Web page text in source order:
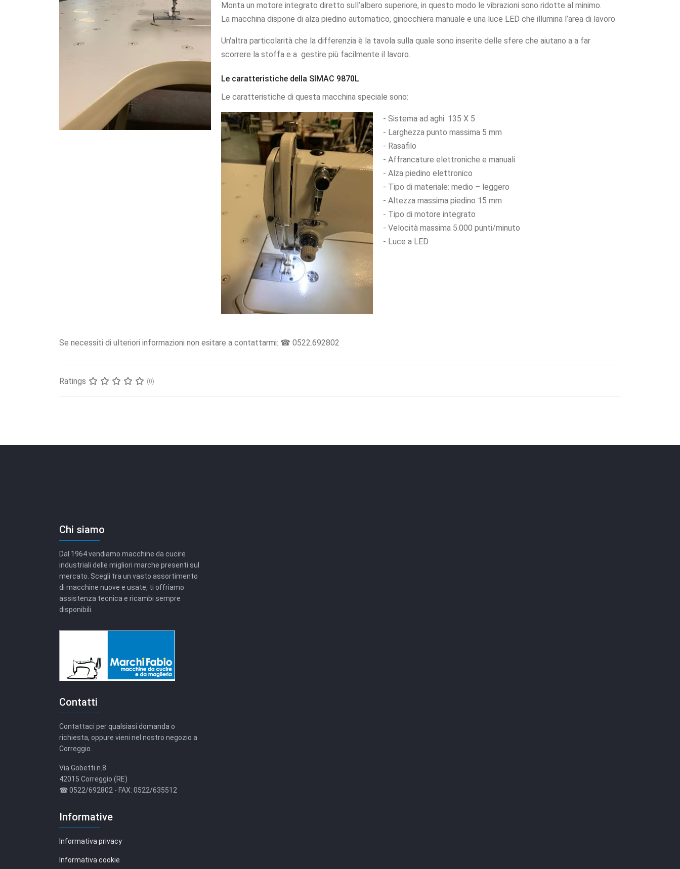
Monta un motore integrato diretto sull’albero superiore, in questo modo le vibrazioni sono ridotte al minimo.
La macchina dispone di alza piedino automatico, ginocchiera manuale e una luce LED che illumina l’area di lavoro
Un'altra particolarità che la differenzia è la tavola sulla quale sono inserite delle sfere che aiutano a a far
scorrere la stoffa e a gestire più facilmente il lavoro.
Le caratteristiche della SIMAC 9870L
Le caratteristiche di questa macchina speciale sono:
- Sistema ad aghi: 135 X 5
- Larghezza punto massima 5 mm
- Rasafilo
- Affrancature elettroniche e manuali
- Alza piedino elettronico
- Tipo di materiale: medio – leggero
- Altezza massima piedino 15 mm
- Tipo di motore integrato
- Velocità massima 5.000 punti/minuto
- Luce a LED
Se necessiti di ulteriori informazioni non esitare a contattarmi: ☎ 0522.692802
Ratings (0)
Chi siamo
Dal 1964 vendiamo macchine da cucire
industriali delle migliori marche presenti sul
mercato. Scegli tra un vasto assortimento
di macchine nuove e usate, ti offriamo
assistenza tecnica e ricambi sempre
disponibili.
Contatti
Contattaci per qualsiasi domanda o
richiesta, oppure vieni nel nostro negozio a
Correggio.
Via Gobetti n.8
42015 Correggio (RE)
☎ 0522/692802 - FAX: 0522/635512
Informative
Informativa privacy
Informativa cookie